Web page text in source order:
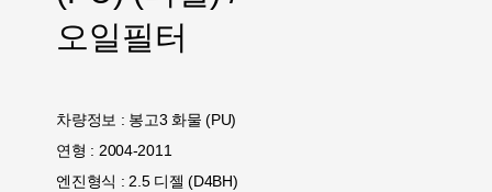
오일필터
차량정보 : 봉고3 화물 (PU)
연형 : 2004-2011
엔진형식 : 2.5 디젤 (D4BH)